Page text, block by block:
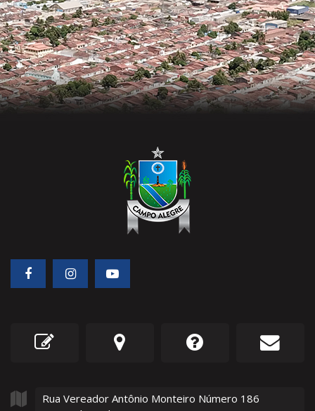
Rua Vereador Antônio Monteiro Número 186